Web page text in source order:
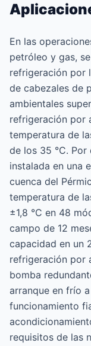
En las
petróleo y gas,
refrigeración por
de cabezales de
ambientales
refrigeración por
temperatura de
de los 35 °C. Por
instalada en una
cuenca del
temperatura de
±1,8 °C en 48
campo de 12
capacidad en un
refrigeración por
bomba
arranque en frío
funcionamiento
requisitos de las